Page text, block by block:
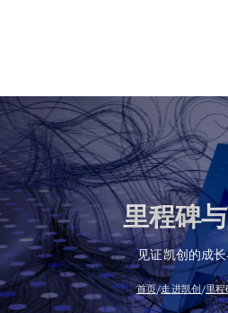
里程碑
见证凯创的成
首页/走进凯创/里程